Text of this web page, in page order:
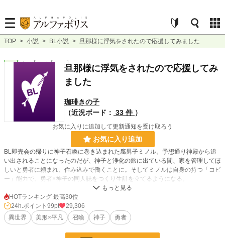
TOP > 小説 > BL小説 > 旦那様に浮気をされたので応援してみました
BL 完結 長編
旦那様に浮気をされたので応援してみ
ました
珈琲きの子
（近況ボード： 33 件 ）
お気に入りに追加して更新通知を受け取ろう
お気に入り追加
BL即売会の帰りに神子召喚に巻き込まれた腐男子ミノル。予想通り神殿から追
い出されることになったのだが、神子と浄化の旅に出ている間、家を管理してほ
しいと勇者に頼まれ、住み込みで働くことに。そしてミノルは自身の持つ「コピ
ー」能力で、勇者×神子の同人誌をつくり生計を立てるようになる。
勇者と会えるのは年に一度だったが心を砕いてくれる彼に恋をしてしまう。
ミノルが召喚されてからおよそ五年、浄化の旅を終えて勇者が帰ってくる。ミノ
ルは家から出て行かなければならないと考えていたが、帰還した勇者からプロポ
ーズを受け、即結婚。幸せを噛みしめていた。
だが初夜はなく、キスは頬のみで性的な接触もない。不安に思っていた矢先、勇
者が神子ととても仲が良いことを知る。そして夜会や舞踏会でも、貴族たちから
HOTランキング 最高30位
24h.ポイント 99pt
29,306
異世界
美形×平凡 召喚 神子 勇者